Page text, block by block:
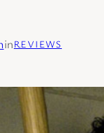
inREVIEWS